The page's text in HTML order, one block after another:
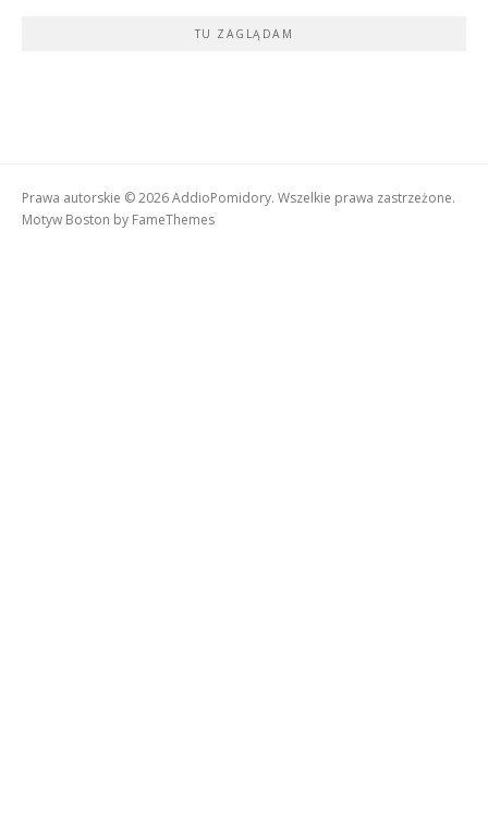
TU ZAGLĄDAM
Prawa autorskie © 2026 AddioPomidory. Wszelkie prawa zastrzeżone.
Motyw Boston by FameThemes